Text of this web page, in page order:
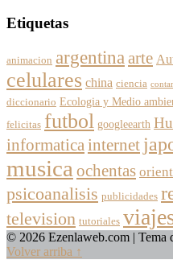
Etiquetas
animacion argentinaarte
celulares china ciencia
diccionario Ecologia y Medio
felicitas futbol googleearth
informaticainternet
musica ochentas
psicoanalisis publicidades
television tutoriales
© 2026 Ezenlaweb.com | Tema
Volver arriba ↑